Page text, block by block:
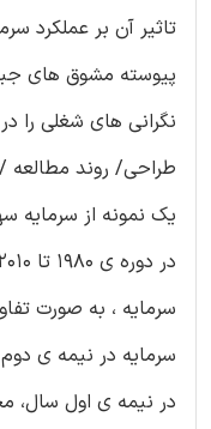
تاثیر آن بر عملکرد
پیوسته مشوق های
نگرانی های شغلی را
طراحی/ روند مطالعه
سرمایه ، به صورت
سرمایه در نیمه ی
در نیمه ی اول سال،